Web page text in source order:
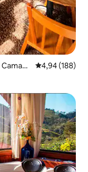
Vidutinis
4,94 (188)